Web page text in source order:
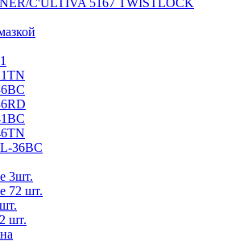
C'ULTIVA 5167 TWISTLOCK
36BC
3шт.
72 шт.
шт.